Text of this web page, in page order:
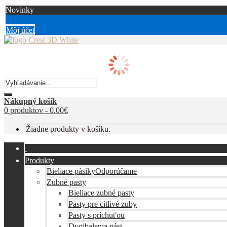
Novinky
Môj účet
Nákupný košík
0 produktov - 0.00€
Žiadne produkty v košíku.
Produkty
Bieliace pásikyOdporúčame
Zubné pasty
Bieliace zubné pasty
Pasty pre citlivé zuby
Pasty s príchuťou